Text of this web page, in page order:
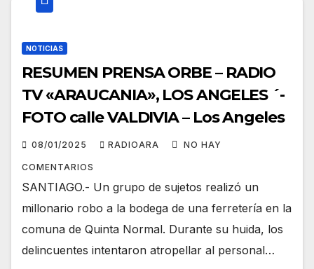
NOTICIAS
RESUMEN PRENSA ORBE – RADIO
TV «ARAUCANIA», LOS ANGELES ´-
FOTO calle VALDIVIA – Los Angeles
08/01/2025 RADIOARA NO HAY
COMENTARIOS
SANTIAGO.- Un grupo de sujetos realizó un
millonario robo a la bodega de una ferretería en la
comuna de Quinta Normal. Durante su huida, los
delincuentes intentaron atropellar al personal…